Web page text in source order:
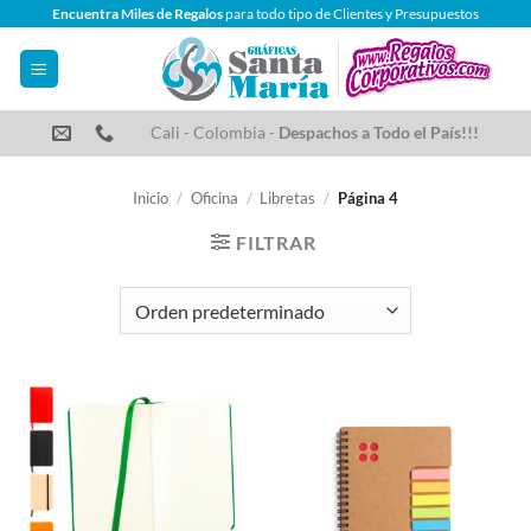
contenido
Encuentra Miles de Regalospara todo tipo de Clientes y Presupuestos
Cali - Colombia - Despachos a Todo el País!!!
Inicio / Oficina / Libretas / Página 4
FILTRAR